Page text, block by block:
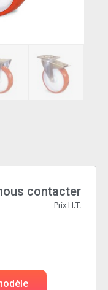
contacter
Prix H.T.